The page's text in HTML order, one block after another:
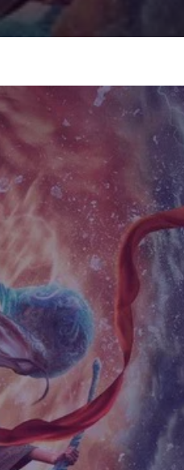
lumea, Ne Zha este
acestea, el nu renunță. Cu
asiatice. ❤️ Emoție
și o nouă revelație. 🎬
Zha 2019 Online Subtitrat
Subtitrat” „Ne Zha 2019
filmul Caută Ne Zha 2019
Apasă ▶️ și bucură-te de
unei simple animații. Este o
spectaculoasă, o coloană
de filme preferate. 👉
⚔️🔥